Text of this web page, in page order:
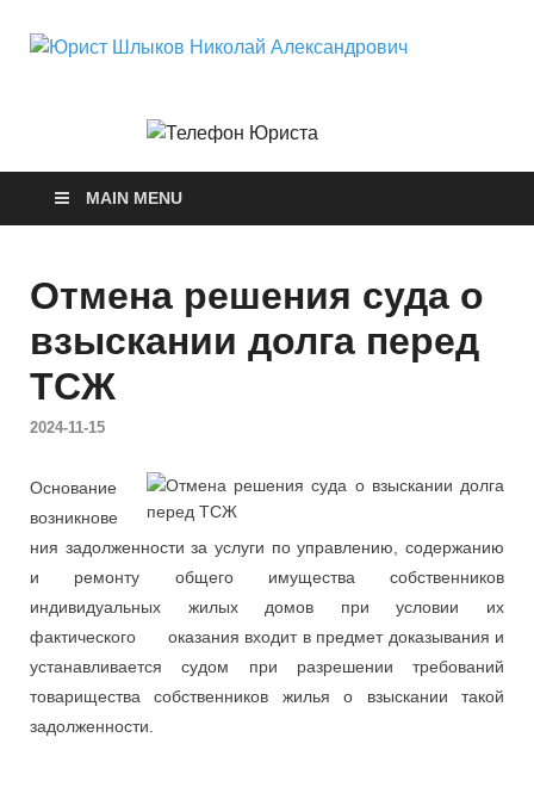
581-24-30
MAIN MENU
Отмена решения суда о
взыскании долга перед
ТСЖ
2024-11-15
Основание
возникнове
ния задолженности за услуги по управлению, содержанию
и ремонту общего имущества собственников
индивидуальных жилых домов при условии их
фактического оказания входит в предмет доказывания и
устанавливается судом при разрешении требований
товарищества собственников жилья о взыскании такой
задолженности.